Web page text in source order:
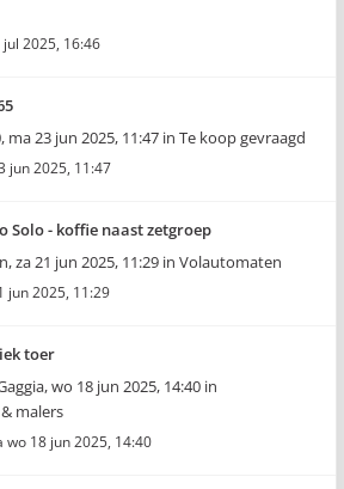
2025, 16:46
, ma 23 jun 2025, 11:47 in Te koop gevraagd
jun 2025, 11:47
Solo - koffie naast zetgroep
,za 21 jun 2025, 11:29 in Volautomaten
jun 2025, 11:29
toer
,wo 18 jun 2025, 14:40 in
malers
wo 18 jun 2025, 14:40